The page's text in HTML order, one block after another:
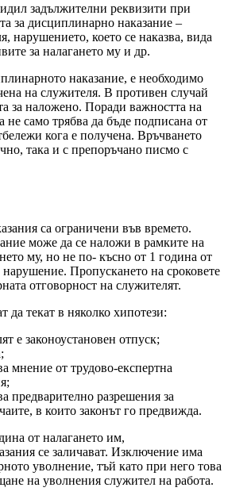
задължителни реквизити при
за дисциплинарно наказание –
нарушението, което се наказва, вида
за налагането му и др.
наказание, е необходимо
на служителя. В противен случай
за наложено. Поради важността на
не само трябва да бъде подписана от
кога е получена. Връчването
така и с препоръчано писмо с
са ограничени във времето.
може да се наложи в рамките на
му, но не по- късно от 1 година от
Пропускането на сроковете
отговорност на служителят.
да текат в няколко хипотези:
е законоустановен отпуск;
мнение от трудово-експертна
предварително разрешения за
в които законът го предвижда.
от налагането им,
се заличават. Изключение има
уволнение, тъй като при него това
на уволнения служител на работа.